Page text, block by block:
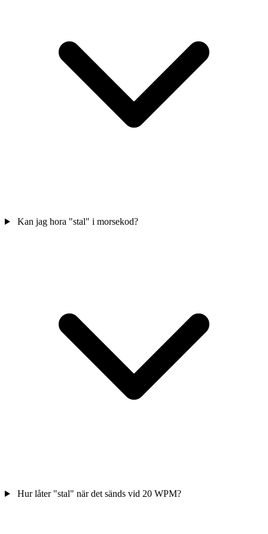
Kan jag hora "stal" i morsekod?
Hur låter "stal" när det sänds vid 20 WPM?